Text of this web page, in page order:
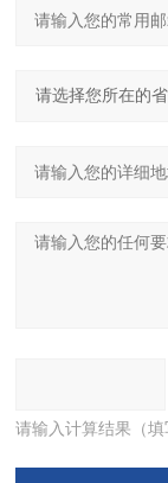
请输入计算结果（